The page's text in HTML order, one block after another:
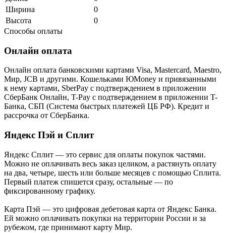
Ширина
0
Высота
0
Способы оплаты
Онлайн оплата
Онлайн оплата банковскими картами Visa, Mastercard, Maestro,
Мир, JCB и другими. Кошельками ЮMoney и привязанными
к нему картами, SberPay с подтверждением в приложении
СберБанк Онлайн, T-Pay с подтверждением в приложении T-
Банка, СБП (Система быстрых платежей ЦБ РФ). Кредит и
рассрочка от СберБанка.
Яндекс Пэй и Сплит
Яндекс Cплит — это сервис для оплаты покупок частями.
Можно не оплачивать весь заказ целиком, а растянуть оплату
на два, четыре, шесть или больше месяцев с помощью Сплита.
Первый платеж спишется сразу, остальные — по
фиксированному графику.
Карта Пэй — это цифровая дебетовая карта от Яндекс Банка.
Ей можно оплачивать покупки на территории России и за
рубежом, где принимают карту Мир.